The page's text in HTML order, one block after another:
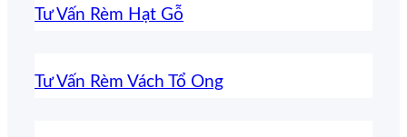
Tư Vấn Rèm Hạt Gỗ
Tư Vấn Rèm Vách Tổ Ong